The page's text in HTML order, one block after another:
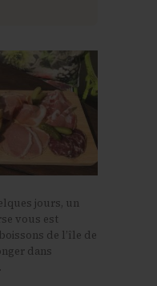
jours, un
vous est
de l’île de
dans